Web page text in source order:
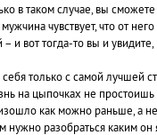
в таком случае, вы
чувствует, что от
– и вот тогда-то вы и
только с самой лучшей
на цыпочках не
как можно раньше, а
нужно разобраться каким он